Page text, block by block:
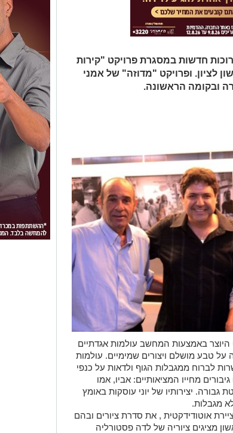
6 ) ,נפתחו תערוכות חדשות במסגרת פרויקט "קירות
עיריית ראשון לציון. ופרויקט "מדוזה" של אמני
ובקומה הראשונה.
היוצר באמצעות המחשב עולמות אגדתיים
על טבע מושלם ויצורים שמימיים. עולמות
לברוח ממגבלות הגוף ולדאות על כנפי
מחייו המציאותיים: אביו, אמו
גבורה. יצירותיו של יוני עוסקות באומץ
מגבלות.
אוטודידקטית , את סדרת ציורים ובהם
מציגים ציוריה של לדה פסטורליה